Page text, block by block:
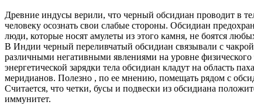
Древние индусы верили, что черный обсидиан проводит в
человеку осознать свои слабые стороны. Обсидиан
люди, которые носят амулеты из этого камня, не боятся
В Индии черный переливчатый обсидиан связывали с
различными негативными явлениями на уровне
энергетической зарядки тела обсидиан кладут на область
меридианов. Полезно , по ее мнению, помещать рядом с
Считается, что четки, бусы и подвески из обсидиана
иммунитет.